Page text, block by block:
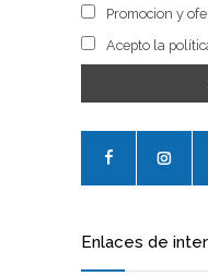
Promocion y
Acepto la
Enlaces de